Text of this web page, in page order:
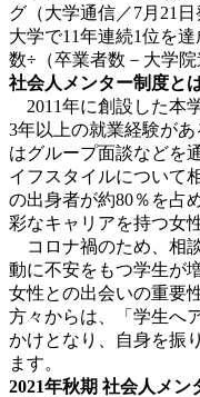
グ（大学通信／7月21
大学で11年連続1位を
数÷（卒業者数－大学院
社会人メンター制度と
2011年に創設した本
3年以上の就業経験が
はグループ面談などを
イフスタイルについて
の出身者が約80％を占
彩なキャリアを持つ女
コロナ禍のため、相
動に不安をもつ学生が
女性との出会いの重要
方々からは、「学生へ
かけとなり、自身を振
ます。
2021年秋期 社会人メン